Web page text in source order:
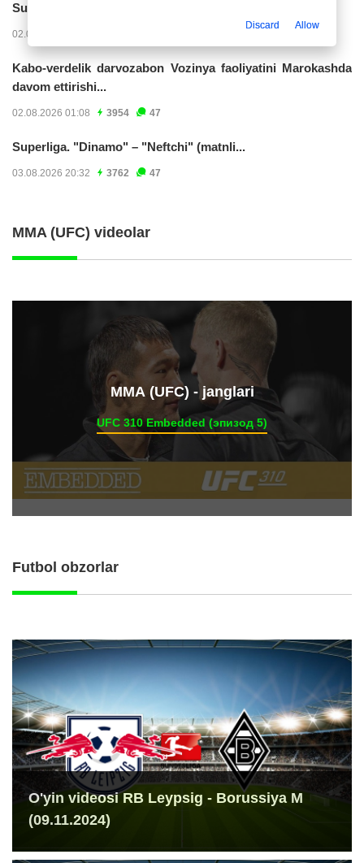
Superliga. “Buxoro” - “Lokomotiv”...
02.08.2026 03:08
Kabo-verdelik darvozabon Vozinya faoliyatini Marokashda
davom ettirishi...
02.08.2026 01:08 3954 47
Superliga. "Dinamo" – "Neftchi" (matnli...
03.08.2026 20:32 3762 47
MMA (UFC) videolar
ММА (UFC) - janglari
UFC 310 Embedded (эпизод 5)
Futbol obzorlar
O'yin videosi RB Leypsig - Borussiya M
(09.11.2024)
Discard Allow